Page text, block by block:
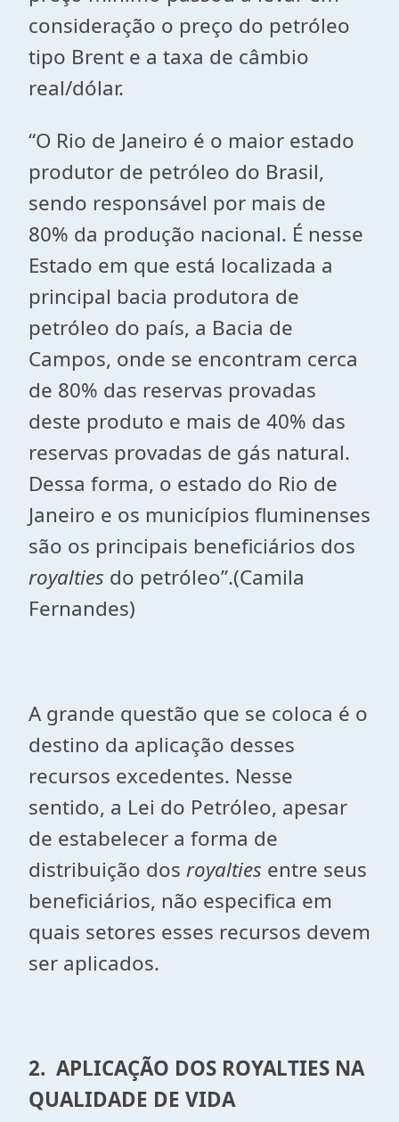
consideração o preço do petróleo
tipo Brent e a taxa de câmbio
real/dólar.
“O Rio de Janeiro é o maior estado
produtor de petróleo do Brasil,
sendo responsável por mais de
80% da produção nacional. É nesse
Estado em que está localizada a
principal bacia produtora de
petróleo do país, a Bacia de
Campos, onde se encontram cerca
de 80% das reservas provadas
deste produto e mais de 40% das
reservas provadas de gás natural.
Dessa forma, o estado do Rio de
Janeiro e os municípios fluminenses
são os principais beneficiários dos
royalties do petróleo”.(Camila
Fernandes)
A grande questão que se coloca é o
destino da aplicação desses
recursos excedentes. Nesse
sentido, a Lei do Petróleo, apesar
de estabelecer a forma de
distribuição dos royalties entre seus
beneficiários, não especifica em
quais setores esses recursos devem
ser aplicados.
2. APLICAÇÃO DOS ROYALTIES NA
QUALIDADE DE VIDA